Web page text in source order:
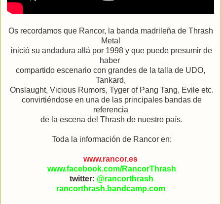
Os recordamos que Rancor, la banda madrileña de Thrash
Metal
inició su andadura allá por 1998 y que puede presumir de
haber
compartido escenario con grandes de la talla de UDO,
Tankard,
Onslaught, Vicious Rumors, Tyger of Pang Tang, Evile etc.
convirtiéndose en una de las principales bandas de
referencia
de la escena del Thrash de nuestro país.
Toda la información de Rancor en:
www.rancor.es
www.facebook.com/RancorThrash
twitter: @rancorthrash
rancorthrash.bandcamp.com